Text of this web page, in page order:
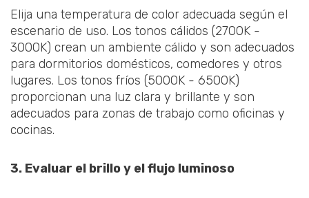
Elija una temperatura de color adecuada según el
escenario de uso. Los tonos cálidos (2700K -
3000K) crean un ambiente cálido y son adecuados
para dormitorios domésticos, comedores y otros
lugares. Los tonos fríos (5000K - 6500K)
proporcionan una luz clara y brillante y son
adecuados para zonas de trabajo como oficinas y
cocinas.
3. Evaluar el brillo y el flujo luminoso